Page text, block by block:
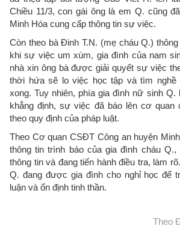
Chiều 11/3, con gái ông là em Q. cũng
Minh Hóa cung cấp thông tin sự việc.
Còn theo bà Đinh T.N. (mẹ cháu Q.)
khi sự việc um xùm, gia đình của nam
nhà xin ông bà được giải quyết sự việc
thời hứa sẽ lo việc học tập và tìm nghề
xong. Tuy nhiên, phía gia đình nữ sinh Q.
khẳng định, sự việc đã báo lên cơ
theo quy định của pháp luật.
Theo Cơ quan CSĐT Công an huyện
thông tin trình báo của gia đình cháu
thông tin và đang tiến hành điều tra, làm
Q. đang được gia đình cho nghỉ học để
luận và ổn định tinh thần.
Theo